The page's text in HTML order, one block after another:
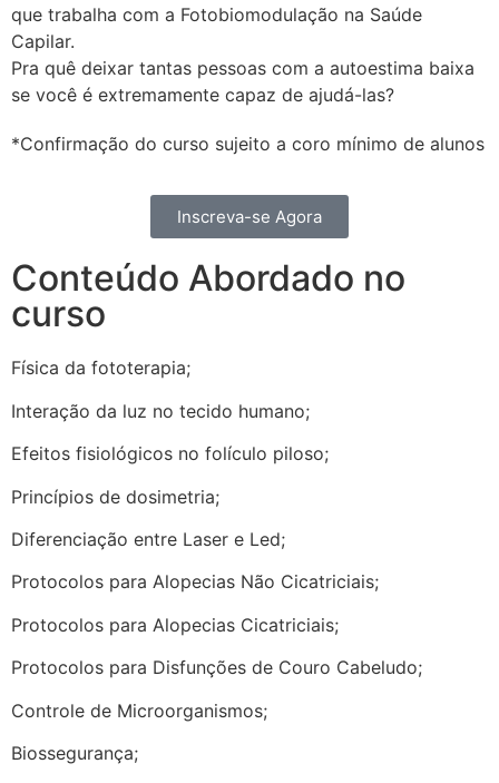
que trabalha com a Fotobiomodulação na Saúde
Capilar.
Pra quê deixar tantas pessoas com a autoestima baixa
se você é extremamente capaz de ajudá-las?
*Confirmação do curso sujeito a coro mínimo de alunos
Inscreva-se Agora
Conteúdo Abordado no
curso
Física da fototerapia;
Interação da luz no tecido humano;
Efeitos fisiológicos no folículo piloso;
Princípios de dosimetria;
Diferenciação entre Laser e Led;
Protocolos para Alopecias Não Cicatriciais;
Protocolos para Alopecias Cicatriciais;
Protocolos para Disfunções de Couro Cabeludo;
Controle de Microorganismos;
Biossegurança;